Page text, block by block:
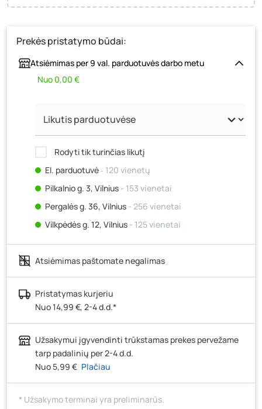
Prekės pristatymo būdai:
Atsiėmimas per 9 val. parduotuvės darbo metu
Nuo 0,00 €
Rodyti tik turinčias likutį
El. parduotuvė‐ 120 vienetų
Pilkalnio g. 3, Vilnius - 153 vienetai
Pergalės g. 36, Vilnius - 256 vienetai
Vilkpėdės g. 12, Vilnius - 125 vienetai
Ateities g. 15, Vilnius- 147 vienetai
Kauno r., Narsiečių k., Vytauto g. 183, Kaunas
vienetai
Šilutės pl. 83A, Klaipėda
Pramonės g. 7, Šiauliai
Santaikos g. 26B, Alytus - 81 vienetas
J. Basanavičiaus g. 6, Utena
Novočėbės k. 3, Kėdainiai- 120 vienetų
Kauno g. 160, Marijampolė- 73 vienetai
Atsiėmimas paštomate negalimas
Pristatymas kurjeriu
Nuo 14,99 €, 2-4 d.d.*
Užsakymui įgyvendinti trūkstamas prekes pervežame
tarp padalinių per 2-4 d.d.
Nuo 5,99 € Plačiau
* Užsakymo terminai yra preliminarūs.